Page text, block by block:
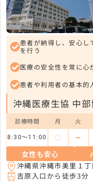
患者が納得し、安心し
を行う
医療の安全性を常に心
患者や利用者の基本的
沖縄医療生協 中
診療時間 月 火
8:30～11:00 ◯ ー
女性も安心
沖縄県沖縄市美里１
吉原入口から徒歩3分